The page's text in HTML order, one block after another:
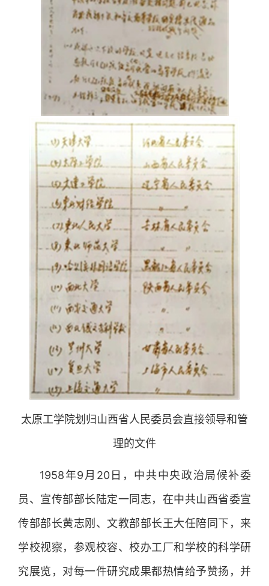
太原工学院划归山西省人民委员会直接领导和管
理的文件
1958年9月20日，中共中央政治局候补委
员、宣传部部长陆定一同志，在中共山西省委宣
传部部长黄志刚、文教部部长王大任陪同下，来
学校视察，参观校容、校办工厂和学校的科学研
究展览，对每一件研究成果都热情给予赞扬，并